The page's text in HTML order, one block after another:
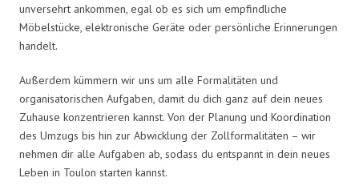
unversehrt ankommen, egal ob es sich um empfindliche
Möbelstücke, elektronische Geräte oder persönliche Erinnerungen
handelt.
Außerdem kümmern wir uns um alle Formalitäten und
organisatorischen Aufgaben, damit du dich ganz auf dein neues
Zuhause konzentrieren kannst. Von der Planung und Koordination
des Umzugs bis hin zur Abwicklung der Zollformalitäten – wir
nehmen dir alle Aufgaben ab, sodass du entspannt in dein neues
Leben in Toulon starten kannst.